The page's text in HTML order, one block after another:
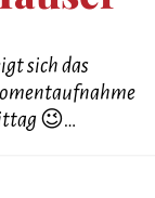
sich das
😉…